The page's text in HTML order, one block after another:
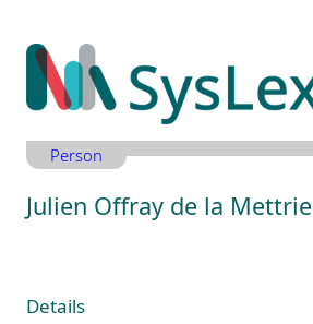
Inhalt
springen
Person
Julien Offray de la Mettrie
Details